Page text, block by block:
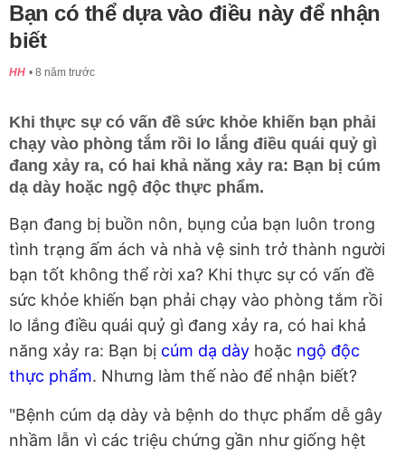
Bạn có thể dựa vào điều này để nhận
biết
HH 8 năm trước
Khi thực sự có vấn đề sức khỏe khiến bạn phải
chạy vào phòng tắm rồi lo lắng điều quái quỷ gì
đang xảy ra, có hai khả năng xảy ra: Bạn bị cúm
dạ dày hoặc ngộ độc thực phẩm.
Bạn đang bị buồn nôn, bụng của bạn luôn trong
tình trạng ấm ách và nhà vệ sinh trở thành người
bạn tốt không thể rời xa? Khi thực sự có vấn đề
sức khỏe khiến bạn phải chạy vào phòng tắm rồi
lo lắng điều quái quỷ gì đang xảy ra, có hai khả
năng xảy ra: Bạn bị cúm dạ dày hoặc ngộ độc
thực phẩm. Nhưng làm thế nào để nhận biết?
"Bệnh cúm dạ dày và bệnh do thực phẩm dễ gây
nhầm lẫn vì các triệu chứng gần như giống hệt